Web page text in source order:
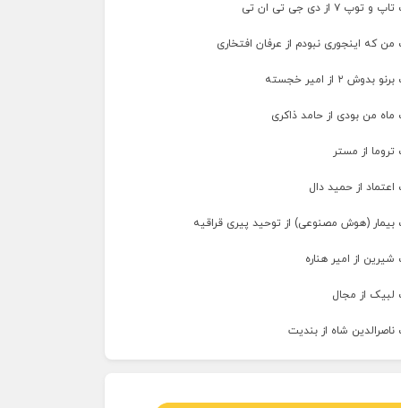
۷ از دی جی تی ان تی
من که اینجوری نبودم از عرفان افتخاری
۲ از امیر خجسته
ماه من بودی از حامد ذاکری
تروما از مستر
اعتماد از حمید دال
بیمار (هوش مصنوعی) از توحید پیری قراقیه
شیرین از امیر هناره
لبیک از مجال
ناصرالدین شاه از بندیت